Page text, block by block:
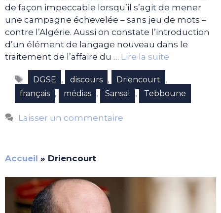
de façon impeccable lorsqu’il s’agit de mener
une campagne échevelée – sans jeu de mots –
contre l’Algérie. Aussi on constate l’introduction
d’un élément de langage nouveau dans le
traitement de l’affaire du … Lire la suite
Étiquettes
DGSE , discours , Driencourt ,
français , médias , Sansal , Tebboune
Laisser un commentaire
Accueil » Driencourt